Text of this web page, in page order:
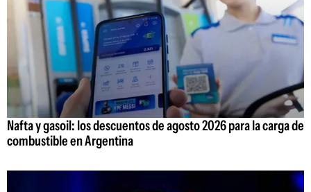
Nafta y gasoil: los descuentos de agosto 2026 para la carga de
combustible en Argentina